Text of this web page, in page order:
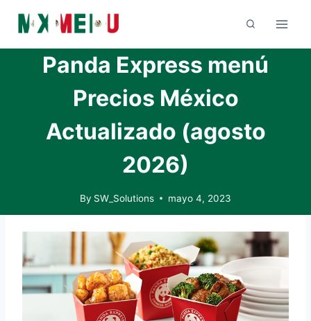
content
Panda Express menú
Precios México
Actualizado (agosto
2026)
By SW_Solutions mayo 4, 2023